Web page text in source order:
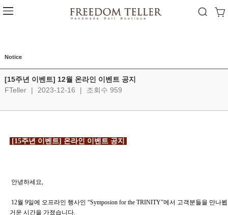
Notice
[15주년 이벤트] 12월 온라인 이벤트 공지
FTeller
| 2023-12-16 | 조회수 959
[15주년 이벤트] 온라인 이벤트 공지
안녕하세요,
거운 시간을 가졌습니다.